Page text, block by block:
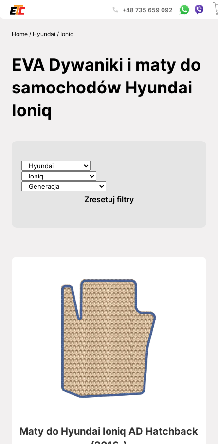
+48 735 659 092
Home/ Hyundai / Ioniq
EVA Dywaniki i maty do
samochodów Hyundai
Ioniq
Zresetuj filtry
Maty do Hyundai Ioniq AD Hatchback